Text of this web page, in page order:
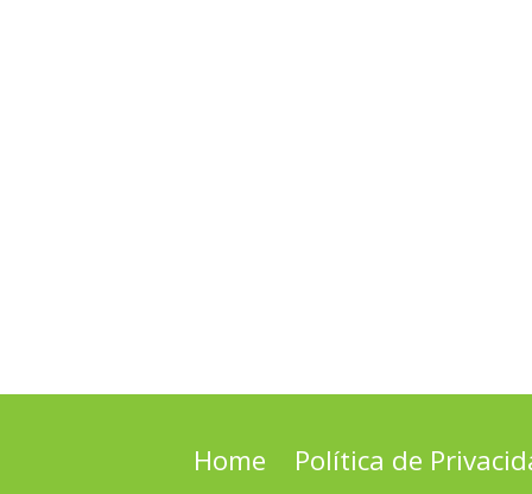
Home Política de